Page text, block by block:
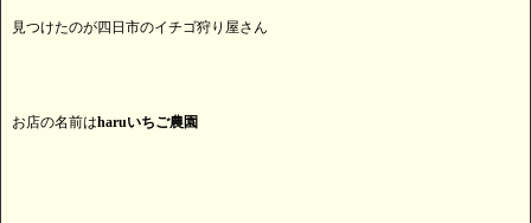
見つけたのが四日市のイチゴ狩り屋さん
お店の名前はharuいちご農園